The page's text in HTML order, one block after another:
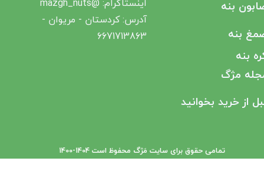
تمامی حقوق برای سایت مَژگ محفوظ است ​​​​​​​1404-1400
آدرس: کردستان - مریوان -
6671713863​​​​​​​
بنه
بنه
بنه
مژگ
از خرید بخوانید